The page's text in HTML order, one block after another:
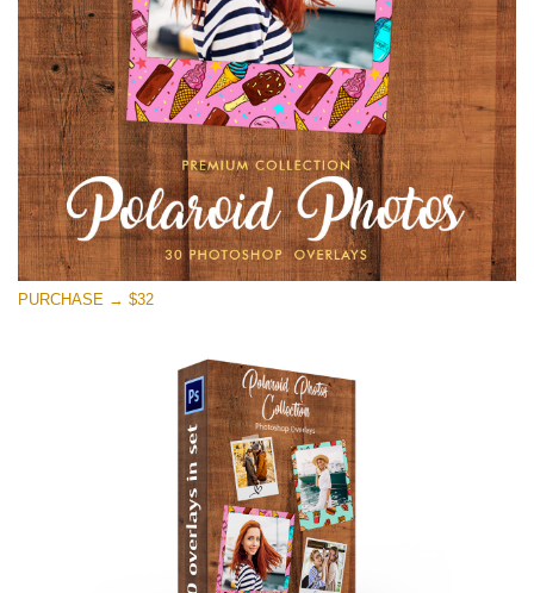
ดาวน์โหลดฟรี
PURCHASE → $32